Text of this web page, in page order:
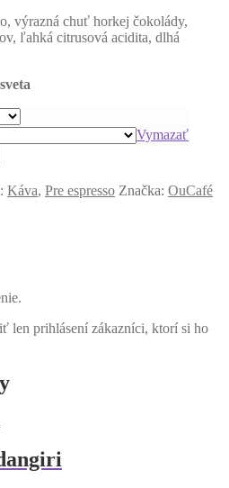
výrazná chuť horkej čokolády,
ľahká citrusová acidita, dlhá
Vymazať
Káva, Pre espresso Značka: OuCafé
len prihlásení zákazníci, ktorí si ho